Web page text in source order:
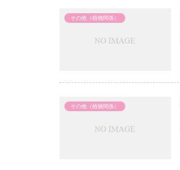
その他（植物関係）
その他（植物関係）